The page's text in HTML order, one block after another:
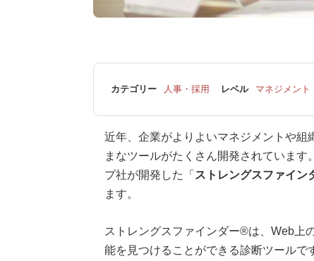
カテゴリー 人事・採用 レベル マネジメント
近年、企業がよりよいマネジメントや
まなツールがたくさん開発されていま
プ社が開発した「 ストレングスファイン
ます。
ストレングスファインダー®は、Web上
能を見つけることができる診断ツールで